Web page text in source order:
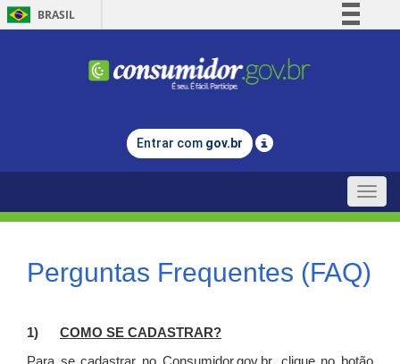
BRASIL
Comunica BR
Legislação
Entrar com gov.br
Toggle
Perguntas Frequentes (FAQ)
1) COMO SE CADASTRAR?